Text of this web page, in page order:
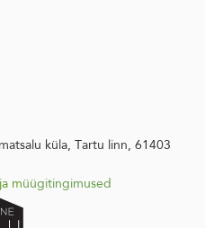
küla, Tartu linn, 61403
müügitingimused